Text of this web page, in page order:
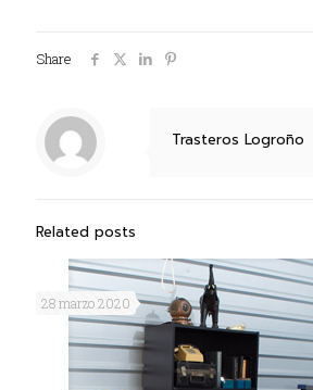
Share
Trasteros Logroño
Related posts
28 marzo 2020